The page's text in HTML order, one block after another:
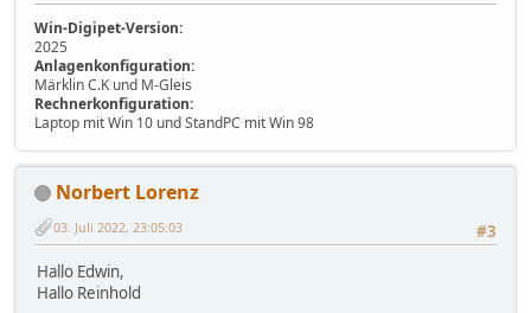
Win-Digipet-Version:
2025
Anlagenkonfiguration:
Märklin C.K und M-Gleis
Rechnerkonfiguration:
Laptop mit Win 10 und StandPC mit Win 98
Norbert Lorenz
#3
03. Juli 2022, 23:05:03
Hallo Edwin,
Hallo Reinhold